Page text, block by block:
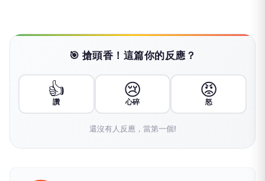
🎯 搶頭香！這篇你的反應？
👍
讚
😢
心碎
😡
怒
還沒有人反應，當第一個!